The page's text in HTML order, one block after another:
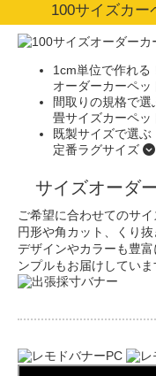
100サイズカー
1cm単位で作れる
オーダーカーペッ
間取りの規格で選
畳サイズカーペッ
既製サイズで選ぶ
定番ラグサイズ
サイズオーダ
ご希望に合わせてのサ
円形や角カット、くり
デザインやカラーも豊
ンプルもお届けしていま